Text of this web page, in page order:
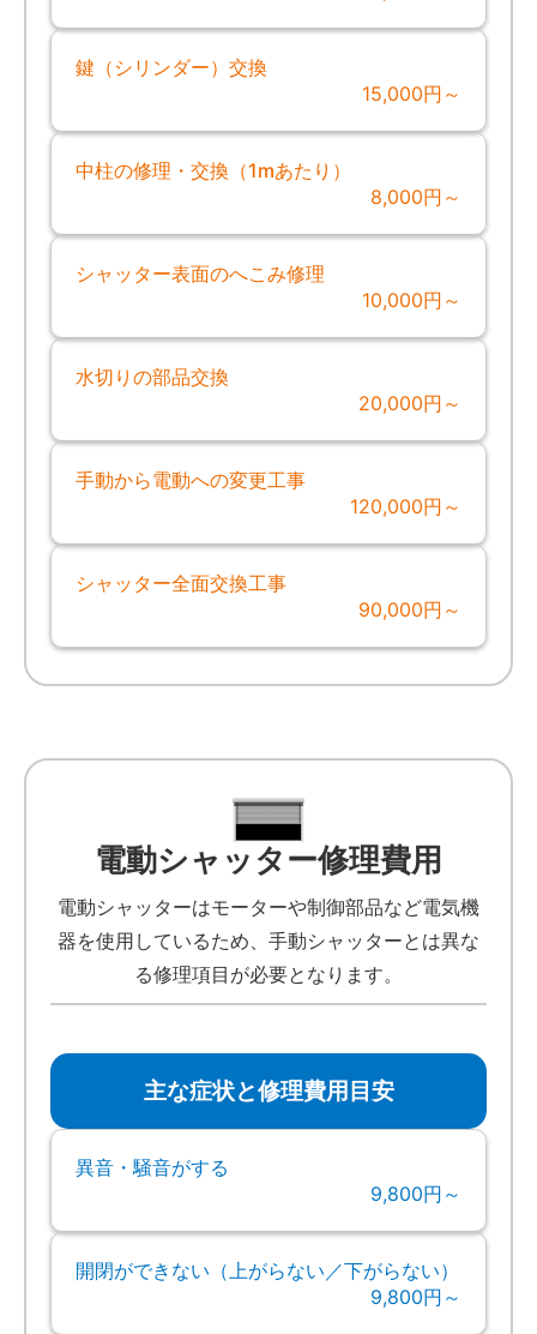
鍵（シリンダー）交換
15,000円～
中柱の修理・交換（1mあたり）
8,000円～
シャッター表面のへこみ修理
10,000円～
水切りの部品交換
20,000円～
手動から電動への変更工事
120,000円～
シャッター全面交換工事
90,000円～
電動シャッター修理費用
電動シャッターはモーターや制御部品など電気機
器を使用しているため、手動シャッターとは異な
る修理項目が必要となります。
主な症状と修理費用目安
異音・騒音がする
9,800円～
開閉ができない（上がらない／下がらない）
9,800円～